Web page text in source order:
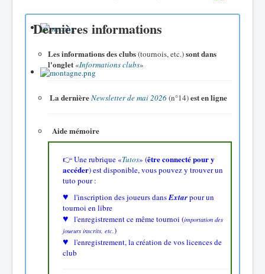
Divers
Dernières informations
Les informations des clubs(tournois, etc.)sont dans
l'onglet «Informations clubs»
La dernièreNewsletter de mai 2026(n°14)est en ligne
Aide mémoire
👉 Une rubrique «Tutos» (être connecté pour y
accéder)est disponible, vous pouvez y trouver un
tuto pour :
♥ l'inscription des joueurs dansExtarpour un
tournoi en libre
♥ l'enregistrement ce même tournoi (importation des
joueurs inscrits, etc.)
♥ l'enregistrement, la création de vos licences de
club